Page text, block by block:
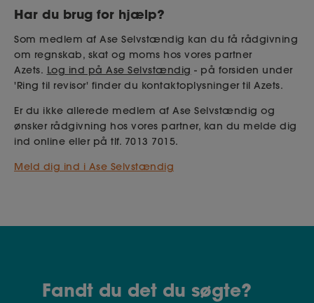
Har du brug for hjælp?
Som medlem af Ase Selvstændig kan du få rådgivning
om regnskab, skat og moms hos vores partner
Azets. Log ind på Ase Selvstændig - på forsiden under
'Ring til revisor' finder du kontaktoplysninger til Azets.
Er du ikke allerede medlem af Ase Selvstændig og
ønsker rådgivning hos vores partner, kan du melde dig
ind online eller på tlf. 7013 7015.
Meld dig ind i Ase Selvstændig
Fandt du det du søgte?